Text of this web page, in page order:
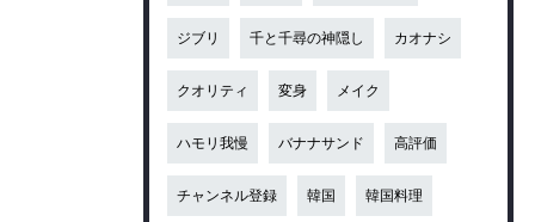
ジブリ 千と千尋の神隠し カオナシ
クオリティ 変身 メイク
ハモリ我慢 バナナサンド 高評価
チャンネル登録 韓国 韓国料理